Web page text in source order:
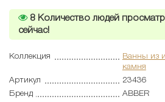
8 Количество людей
сейчас!
Коллекция
Ванны из
камня
Артикул
23436
Бренд
ABBER